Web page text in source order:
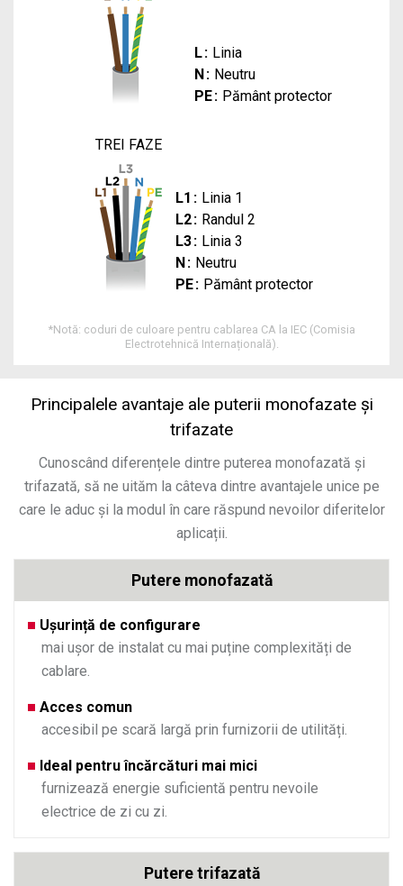
L
Linia
N
Neutru
PE
Pământ protector
TREI FAZE
L1
Linia 1
L2
Randul 2
L3
Linia 3
N
Neutru
PE
Pământ protector
*Notă: coduri de culoare pentru cablarea CA la IEC (Comisia
Electrotehnică Internațională).
Principalele avantaje ale puterii monofazate și
trifazate
Cunoscând diferențele dintre puterea monofazată și
trifazată, să ne uităm la câteva dintre avantajele unice pe
care le aduc și la modul în care răspund nevoilor diferitelor
aplicații.
Putere monofazată
Ușurință de configurare
mai ușor de instalat cu mai puține complexități de
cablare.
Acces comun
accesibil pe scară largă prin furnizorii de utilități.
Ideal pentru încărcături mai mici
furnizează energie suficientă pentru nevoile
electrice de zi cu zi.
Putere trifazată